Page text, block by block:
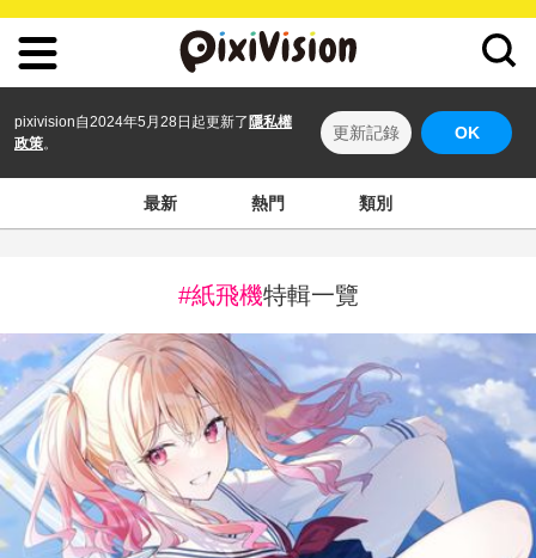
pixivision自2024年5月28日起更新了 隱私權
政策。
更新記錄 OK
最新 熱門 類別
#紙飛機特輯一覽